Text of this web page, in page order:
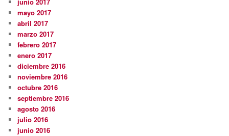
mayo 2017
abril 2017
marzo 2017
febrero 2017
enero 2017
diciembre 2016
noviembre 2016
octubre 2016
septiembre 2016
agosto 2016
julio 2016
junio 2016